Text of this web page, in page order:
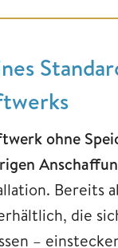
ohne
Bereits
die
–